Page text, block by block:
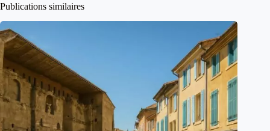
Publications similaires